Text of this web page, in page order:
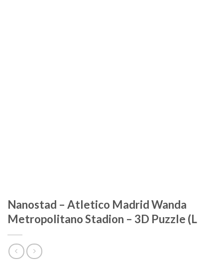
Nanostad – Atletico Madrid Wanda
Metropolitano Stadion – 3D Puzzle (L